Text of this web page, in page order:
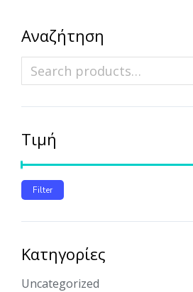
Αναζήτηση
Τιμή
Filter
Κατηγορίες
Uncategorized